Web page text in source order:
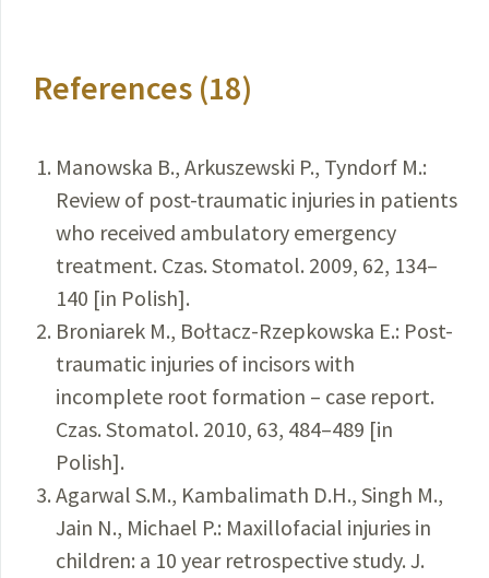
References (18)
Manowska B., Arkuszewski P., Tyndorf M.:
Review of post-traumatic injuries in patients
who received ambulatory emergency
treatment. Czas. Stomatol. 2009, 62, 134–
140 [in Polish].
Broniarek M., Bołtacz-Rzepkowska E.: Post-
traumatic injuries of incisors with
incomplete root formation – case report.
Czas. Stomatol. 2010, 63, 484–489 [in
Polish].
Agarwal S.M., Kambalimath D.H., Singh M.,
Jain N., Michael P.: Maxillofacial injuries in
children: a 10 year retrospective study. J.